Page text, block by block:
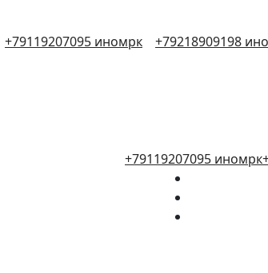
+79119207095 иномрк +79218909198
+79119207095 иномрк